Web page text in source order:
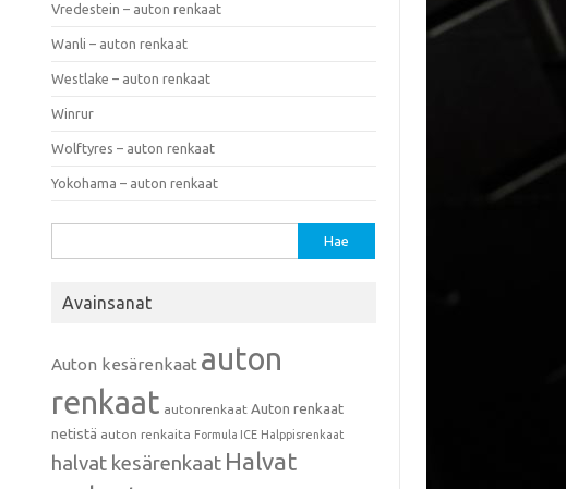
Vredestein – auton renkaat
Wanli – auton renkaat
Westlake – auton renkaat
Winrur
Wolftyres – auton renkaat
Yokohama – auton renkaat
Avainsanat
Auton kesärenkaat auton
renkaat autonrenkaat Auton renkaat
netistä auton renkaita Formula ICE Halppisrenkaat
halvat kesärenkaat Halvat